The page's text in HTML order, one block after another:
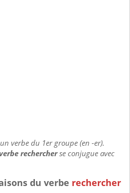
verbe du 1er groupe (en -er).
rechercherse conjugue avec
du verbe rechercher